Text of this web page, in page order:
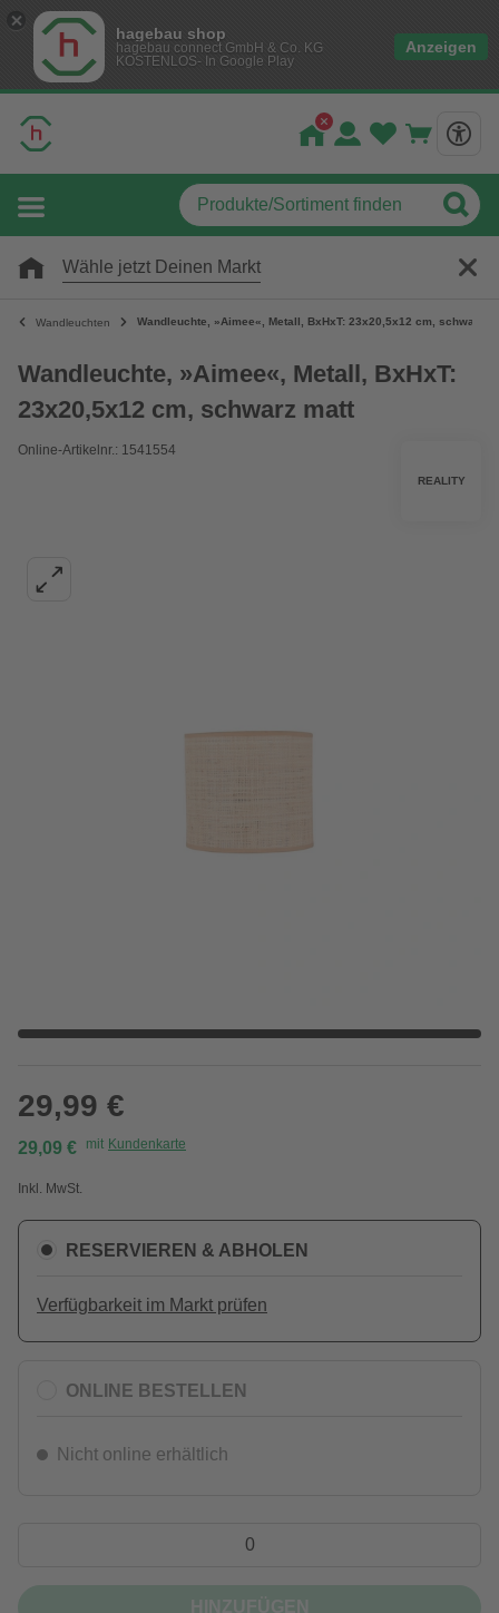
hagebau shop
hagebau connect GmbH & Co. KG
KOSTENLOS- In Google Play
Anzeigen
Wähle jetzt Deinen Markt
Wandleuchten Wandleuchte, »Aimee«, Metall, BxHxT: 23x20,5x12 cm, schwarz
Wandleuchte, »Aimee«, Metall, BxHxT:
23x20,5x12 cm, schwarz matt
Online-Artikelnr.: 1541554
REALITY
29,99 €
29,09 € mit Kundenkarte
Inkl. MwSt.
RESERVIEREN & ABHOLEN
Verfügbarkeit im Markt prüfen
ONLINE BESTELLEN
Nicht online erhältlich